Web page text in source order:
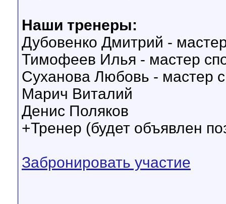
Наши тренеры:
Дубовенко Дмитрий -
Тимофеев Илья - мастер
Суханова Любовь - мастер
Марич Виталий
Денис Поляков
+Тренер (будет объявлен
Забронировать участие